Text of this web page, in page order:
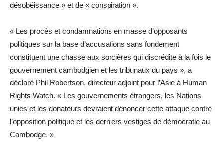
désobéissance » et de « conspiration ».
« Les procès et condamnations en masse d’opposants
politiques sur la base d’accusations sans fondement
constituent une chasse aux sorcières qui discrédite à la fois le
gouvernement cambodgien et les tribunaux du pays », a
déclaré Phil Robertson, directeur adjoint pour l’Asie à Human
Rights Watch. « Les gouvernements étrangers, les Nations
unies et les donateurs devraient dénoncer cette attaque contre
l’opposition politique et les derniers vestiges de démocratie au
Cambodge. »